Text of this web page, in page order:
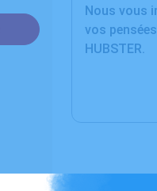
Nous vous
vos
HUBSTER.